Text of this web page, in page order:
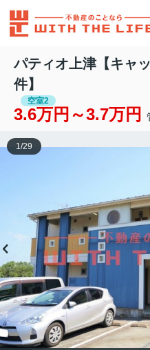
パティオ上津【キャ
件】
空室2
3.6万円～3.7万円
1/29